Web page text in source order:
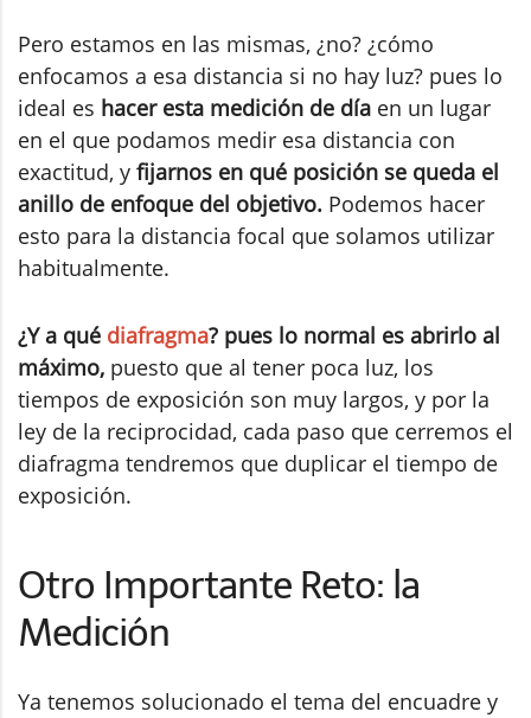
Pero estamos en las mismas, ¿no? ¿cómo
enfocamos a esa distancia si no hay luz? pues lo
ideal es hacer esta medición de día en un lugar
en el que podamos medir esa distancia con
exactitud, y fijarnos en qué posición se queda el
anillo de enfoque del objetivo. Podemos hacer
esto para la distancia focal que solamos utilizar
habitualmente.
¿Y a qué diafragma? pues lo normal es abrirlo al
máximo, puesto que al tener poca luz, los
tiempos de exposición son muy largos, y por la
ley de la reciprocidad, cada paso que cerremos el
diafragma tendremos que duplicar el tiempo de
exposición.
Otro Importante Reto: la
Medición
Ya tenemos solucionado el tema del encuadre y